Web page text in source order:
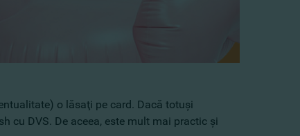
o lăsaţi pe card. Dacă totuşi
cu DVS. De aceea, este mult mai practic şi